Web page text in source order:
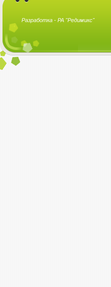
Разработка - РА "Редимикс"